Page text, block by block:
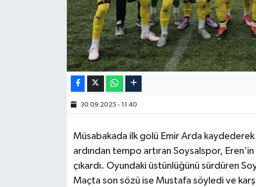
30.09.2025 - 11:40
Müsabakada ilk golü Emir Arda kaydederek
ardından tempo artıran Soysalspor,
çıkardı. Oyundaki üstünlüğünü sürdüren
Maçta son sözü ise Mustafa söyledi ve